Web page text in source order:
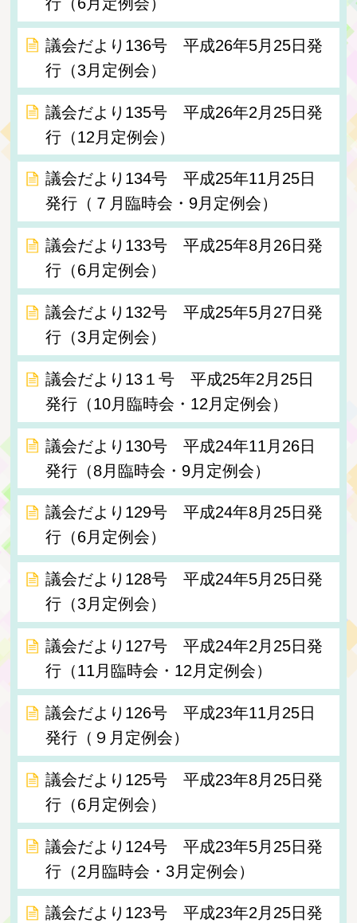
議会だより136号 平成26年5月25日発
行（3月定例会）
議会だより135号 平成26年2月25日発
行（12月定例会）
議会だより134号 平成25年11月25日
発行（７月臨時会・9月定例会）
議会だより133号 平成25年8月26日発
行（6月定例会）
議会だより132号 平成25年5月27日発
行（3月定例会）
議会だより13１号 平成25年2月25日
発行（10月臨時会・12月定例会）
議会だより130号 平成24年11月26日
発行（8月臨時会・9月定例会）
議会だより129号 平成24年8月25日発
行（6月定例会）
議会だより128号 平成24年5月25日発
行（3月定例会）
議会だより127号 平成24年2月25日発
行（11月臨時会・12月定例会）
議会だより126号 平成23年11月25日
発行（９月定例会）
議会だより125号 平成23年8月25日発
行（6月定例会）
議会だより124号 平成23年5月25日発
行（2月臨時会・3月定例会）
議会だより123号 平成23年2月25日発